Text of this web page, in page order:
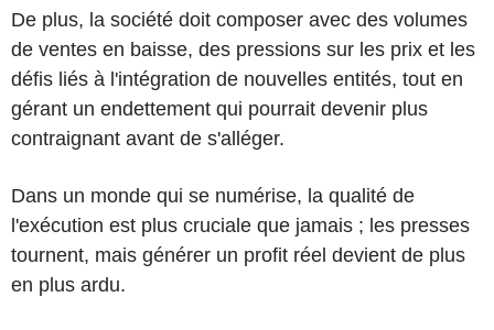
De plus, la société doit composer avec des volumes
de ventes en baisse, des pressions sur les prix et les
défis liés à l'intégration de nouvelles entités, tout en
gérant un endettement qui pourrait devenir plus
contraignant avant de s'alléger.
Dans un monde qui se numérise, la qualité de
l'exécution est plus cruciale que jamais ; les presses
tournent, mais générer un profit réel devient de plus
en plus ardu.